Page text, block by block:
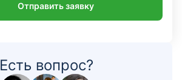
Отправить заявку
Есть вопрос?